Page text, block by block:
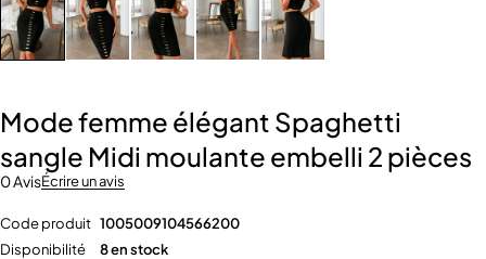
Mode femme élégant Spaghetti
sangle Midi moulante embelli 2 pièces
0 AvisÉcrire un avis
Code produit 1005009104566200
Disponibilité
8 en stock